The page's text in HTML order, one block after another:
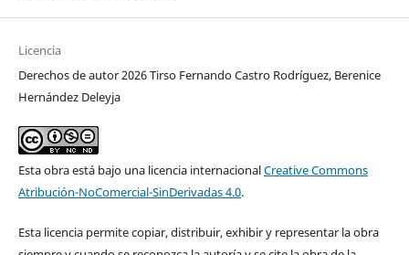
Licencia
Derechos de autor 2026 Tirso Fernando Castro Rodríguez, Berenice
Hernández Deleyja
Esta obra está bajo una licencia internacionalCreative Commons
Atribución-NoComercial-SinDerivadas 4.0.
Esta licencia permite copiar, distribuir, exhibir y representar la obra